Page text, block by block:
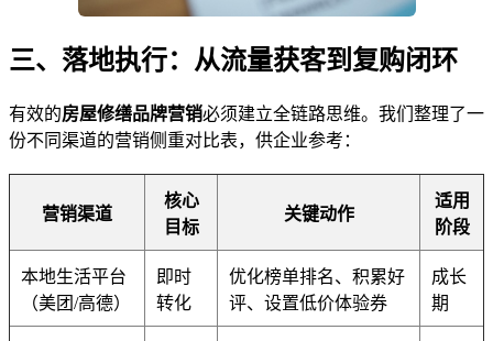
三、落地执行：从流量获客到复购闭环
有效的房屋修缮品牌营销必须建立全链路思维。我们整理了一
份不同渠道的营销侧重对比表，供企业参考：
营销渠道
核心
目标
关键动作
适用
阶段
本地生活平台
（美团/高德）
即时
转化
优化榜单排名、积累好
评、设置低价体验券
成长
期